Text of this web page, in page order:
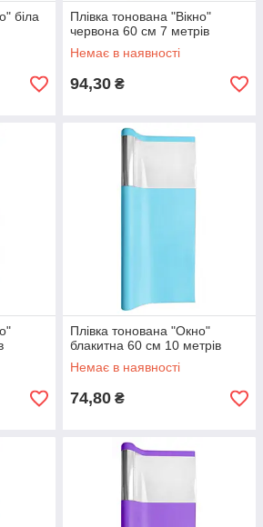
біла
Плівка тонована "Вікно"
червона 60 см 7 метрів
Немає в наявності
94,30 ₴
Плівка тонована "Окно"
блакитна 60 см 10 метрів
Немає в наявності
74,80 ₴